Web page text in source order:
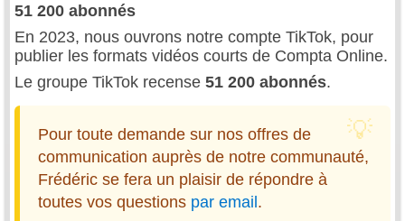
51 200 abonnés
En 2023, nous ouvrons notre compte TikTok, pour
publier les formats vidéos courts de Compta Online.
Le groupe TikTok recense 51 200 abonnés.
Pour toute demande sur nos offres de
communication auprès de notre communauté,
Frédéric se fera un plaisir de répondre à
toutes vos questions par email.